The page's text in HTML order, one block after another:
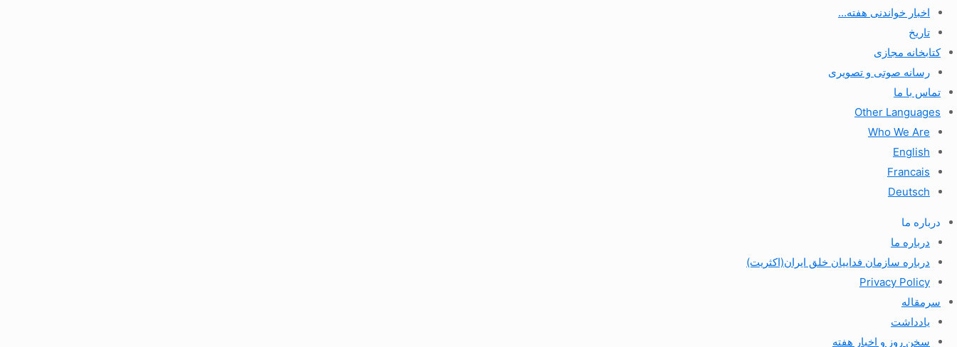
اخبار خواندنی هفته…
تاریخ
کتابخانه مجازی
رسانه صوتی و تصویری
تماس با ما
Other Languages
Who We Are
English
Francais
Deutsch
درباره ما
درباره ما
درباره سازمان فداییان خلق ایران(اکثریت)
Privacy Policy
سرمقاله
یادداشت
سخن روز و اخبار هفته